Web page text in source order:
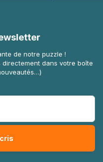
de notre puzzle !
dans votre boîte